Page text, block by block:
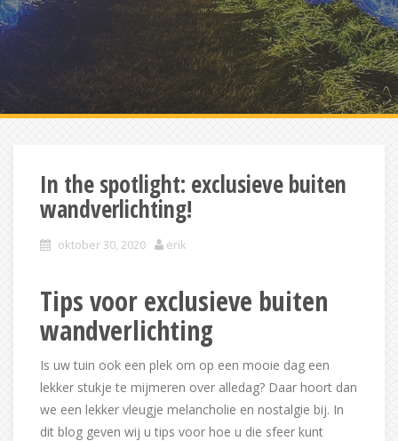
In the spotlight: exclusieve buiten
wandverlichting!
oktober 30, 2020 erik
Tips voor exclusieve buiten
wandverlichting
Is uw tuin ook een plek om op een mooie dag een
lekker stukje te mijmeren over alledag? Daar hoort dan
we een lekker vleugje melancholie en nostalgie bij. In
dit blog geven wij u tips voor hoe u die sfeer kunt